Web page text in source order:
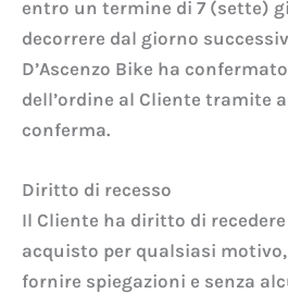
entro un termine di 7 (sette)
decorrere dal giorno
D’Ascenzo Bike ha
dell’ordine al Cliente tramite
conferma.
Diritto di recesso
Il Cliente ha diritto di
acquisto per qualsiasi
fornire spiegazioni e senza